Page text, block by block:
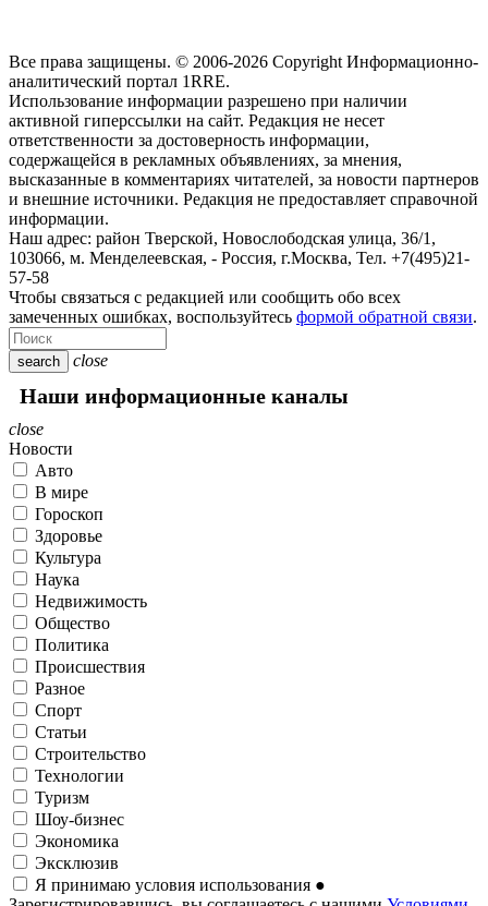
Все права защищены. © 2006-2026 Copyright Информационно-
аналитический портал 1RRE.
Использование информации разрешено при наличии
активной гиперссылки на сайт. Редакция не несет
ответственности за достоверность информации,
содержащейся в рекламных объявлениях, за мнения,
высказанные в комментариях читателей, за новости партнеров
и внешние источники. Редакция не предоставляет справочной
информации.
Наш адрес: район Тверской, Новослободская улица, 36/1 ,
103066, м. Менделеевская, - Россия, г.Москва, Тел. +7(495)21-
57-58
Чтобы связаться с редакцией или сообщить обо всех
замеченных ошибках, воспользуйтесь формой обратной связи.
search close
Наши информационные каналы
close
Новости
Авто
В мире
Гороскоп
Здоровье
Культура
Наука
Недвижимость
Общество
Политика
Происшествия
Разное
Спорт
Статьи
Строительство
Технологии
Туризм
Шоу-бизнес
Экономика
Эксклюзив
Я принимаю условия использования ●